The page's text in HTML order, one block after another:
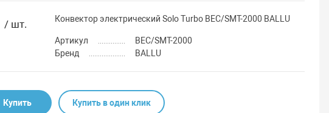
/ шт. Конвектор электрический Solo Turbo BEC/SMT-2000 BALLU
Артикул
BEC/SMT-2000
Бренд
BALLU
Купить Купить в один клик